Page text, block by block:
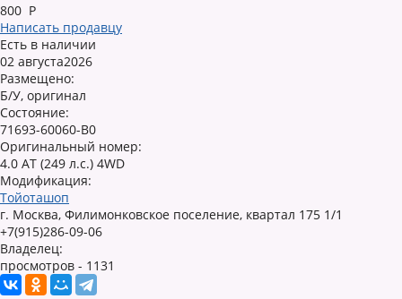
800 Р
Написать продавцу
Есть в наличии
02 августа2026
Размещено:
Б/У, оригинал
Состояние:
71693-60060-B0
Оригинальный номер:
4.0 AT (249 л.с.) 4WD
Модификация:
Тойоташоп
г. Москва, Филимонковское поселение, квартал 175 1/1
+7(915)286-09-06
Владелец:
просмотров - 1131